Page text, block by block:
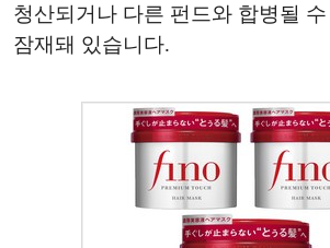
청산되거나 다른 펀드와 합병될
잠재돼 있습니다.